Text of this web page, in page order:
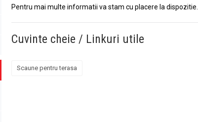
Pentru mai multe informatii va stam cu placere la dispozitie.
Cuvinte cheie / Linkuri utile
Scaune pentru terasa